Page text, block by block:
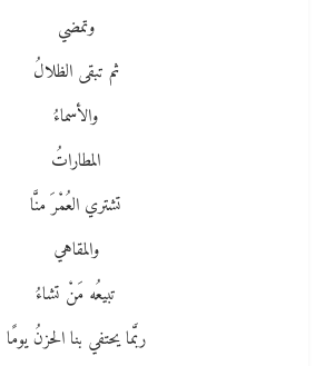
وتمضي
ثم تبقى الظلالُ
والأسماءُ
المطاراتُ
تشتري العُمْرَ منَّا
والمقاهي
تبيعُه مَنْ تشاءُ
ربَّما يحتفي بنا الحزنُ يومًا